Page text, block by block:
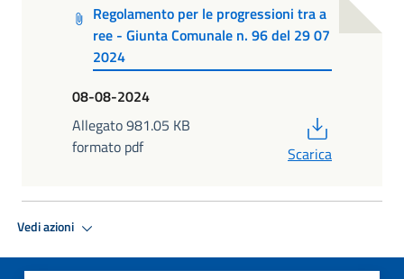
Regolamento per le progressioni tra a
ree - Giunta Comunale n. 96 del 29 07
2024
08-08-2024
Allegato 981.05 KB
formato pdf
Scarica
Vedi azioni